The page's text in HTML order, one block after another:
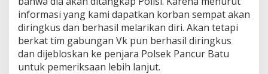
informasi yang kami dapatkan korban sempat akan
diringkus dan berhasil melarikan diri. Akan tetapi
berkat tim gabungan Vk pun berhasil diringkus
dan dijebloskan ke penjara Polsek Pancur Batu
untuk pemeriksaan lebih lanjut.